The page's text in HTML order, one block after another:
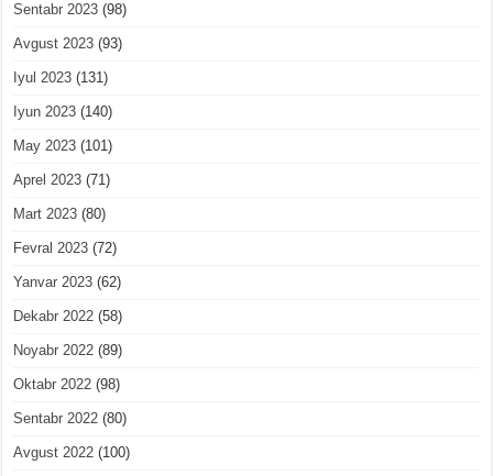
Sentabr 2023 (98)
Avgust 2023 (93)
Iyul 2023 (131)
Iyun 2023 (140)
May 2023 (101)
Aprel 2023 (71)
Mart 2023 (80)
Fevral 2023 (72)
Yanvar 2023 (62)
Dekabr 2022 (58)
Noyabr 2022 (89)
Oktabr 2022 (98)
Sentabr 2022 (80)
Avgust 2022 (100)